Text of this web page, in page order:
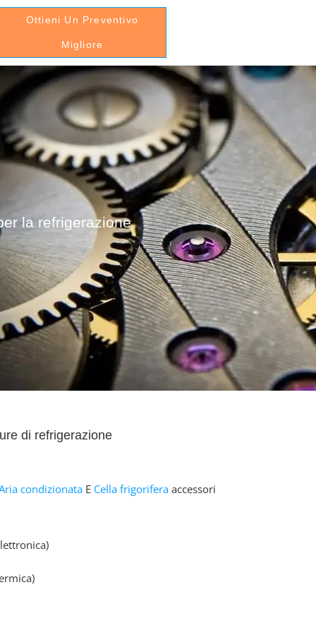
Ottieni Un Preventivo
Migliore
la refrigerazione
di refrigerazione
condizionata E Cella frigorifera accessori